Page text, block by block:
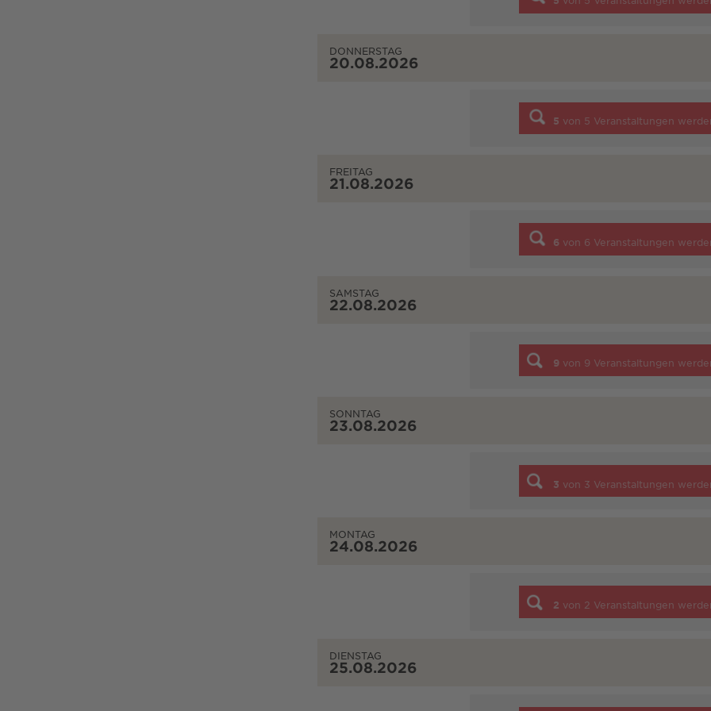
DONNERSTAG
20.08.2026
5 von 5 Veranstaltungen
FREITAG
21.08.2026
6 von 6 Veranstaltungen
SAMSTAG
22.08.2026
9 von 9 Veranstaltungen
SONNTAG
23.08.2026
3 von 3 Veranstaltungen
MONTAG
24.08.2026
2 von 2 Veranstaltungen
DIENSTAG
25.08.2026